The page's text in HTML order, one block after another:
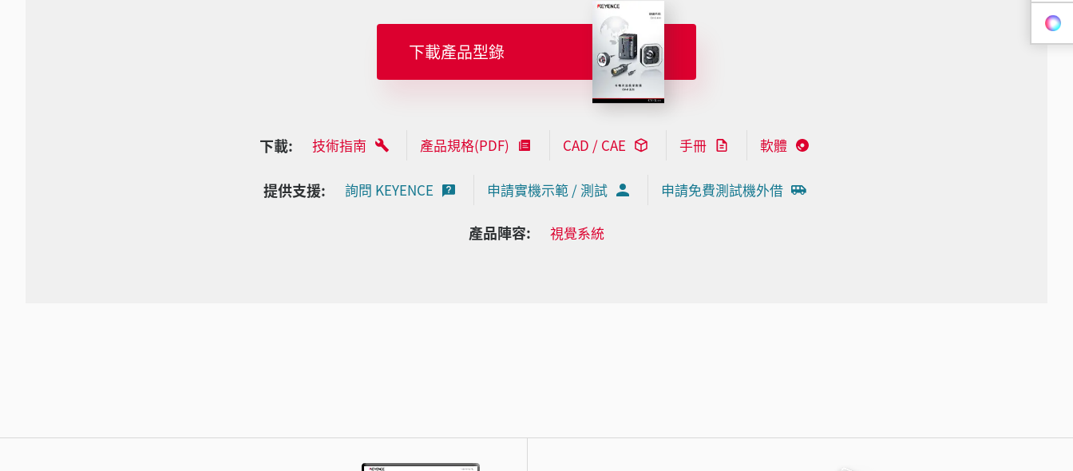
下載產品型錄
下載: 技術指南 產品規格(PDF) CAD / CAE 手冊 軟體
提供支援: 詢問 KEYENCE 申請實機示範 / 測試 申請免費測試機外借
產品陣容: 視覺系統